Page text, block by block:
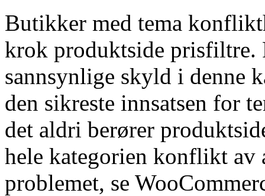
Butikker med tema
krok produktside prisfiltre.
sannsynlige skyld i denne
den sikreste innsatsen for
det aldri berører
hele kategorien konflikt av
problemet, se